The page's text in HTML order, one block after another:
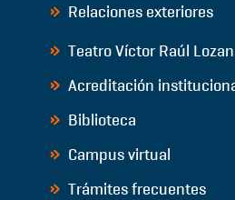
Relaciones exteriores
Teatro Víctor Raúl
Acreditación
Biblioteca
Campus virtual
Trámites frecuentes